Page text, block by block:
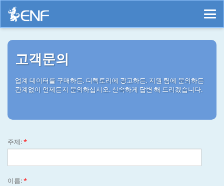
고객문의
업계 데이터를 구매하든, 디렉토리에 광고하든, 지원 팀에 문의하든
관계없이 언제든지 문의하십시오. 신속하게 답변 해 드리겠습니다.
주제:*
이름:*